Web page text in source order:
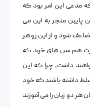
شد که مدعی این امر بود که
پایین منجر به این می
شود و از این رو هر
هم سن های خود که
داشت، چرا که این
داشته باشند که خود
دو زبان را می آموزند